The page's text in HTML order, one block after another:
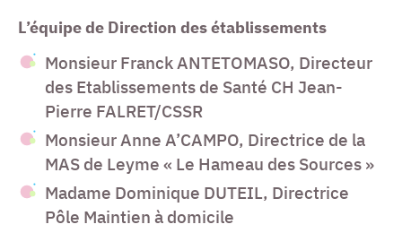
L’équipe de Direction des établissements
Monsieur Franck ANTETOMASO, Directeur
des Etablissements de Santé CH Jean-
Pierre FALRET/CSSR
Monsieur Anne A’CAMPO, Directrice de la
MAS de Leyme « Le Hameau des Sources »
Madame Dominique DUTEIL, Directrice
Pôle Maintien à domicile